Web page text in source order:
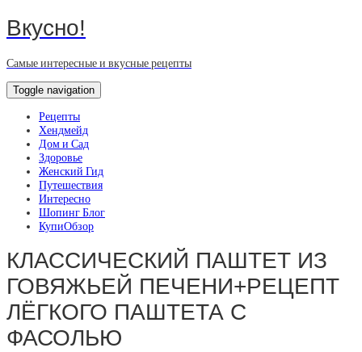
Вкусно!
Самые интересные и вкусные рецепты
Toggle navigation
Рецепты
Хендмейд
Дом и Сад
Здоровье
Женский Гид
Путешествия
Интересно
Шопинг Блог
КупиОбзор
КЛАССИЧЕСКИЙ ПАШТЕТ ИЗ
ГОВЯЖЬЕЙ ПЕЧЕНИ+РЕЦЕПТ
ЛЁГКОГО ПАШТЕТА С
ФАСОЛЬЮ